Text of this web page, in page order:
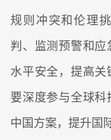
规则冲突和伦理
判、监测预警和
水平安全，提高关
要深度参与全球科
中国方案，提升国